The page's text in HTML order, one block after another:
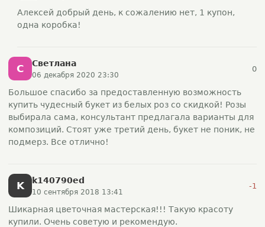
Алексей добрый день, к сожалению нет, 1 купон,
одна коробка!
С Светлана
06 декабря 2020 23:30
0
Большое спасибо за предоставленную возможность
купить чудесный букет из белых роз со скидкой! Розы
выбирала сама, консультант предлагала варианты для
композиций. Стоят уже третий день, букет не поник, не
подмерз. Все отлично!
K k140790ed
10 сентября 2018 13:41
-1
Шикарная цветочная мастерская!!! Такую красоту
купили. Очень советую и рекомендую.